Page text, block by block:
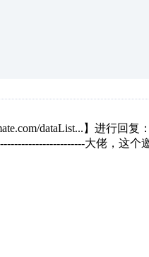
dataList...】进行回复
大佬，这个